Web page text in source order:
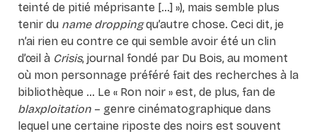
teinté de pitié méprisante […] »), mais semble plus
tenir du name droppingqu’autre chose. Ceci dit, je
n’ai rien eu contre ce qui semble avoir été un clin
d’œil à Crisis, journal fondé par Du Bois, au moment
où mon personnage préféré fait des recherches à la
bibliothèque … Le « Ron noir » est, de plus, fan de
blaxploitation– genre cinématographique dans
lequel une certaine riposte des noirs est souvent